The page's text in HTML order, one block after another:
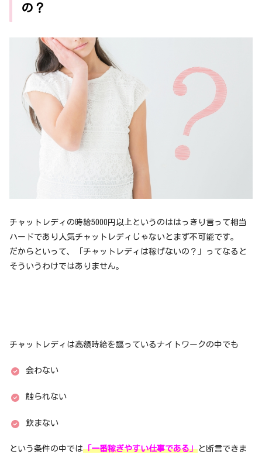
の？
チャットレディの時給5000円以上というのははっきり言って相当
ハードであり人気チャットレディじゃないとまず不可能です。
だからといって、「チャットレディは稼げないの？」ってなると
そういうわけではありません。
チャットレディは高額時給を謳っているナイトワークの中でも
会わない
触られない
飲まない
という条件の中では「一番稼ぎやすい仕事である」と断言できま